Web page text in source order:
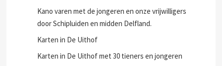
Kano varen met de jongeren en onze vrijwilligers
door Schipluiden en midden Delfland.
Karten in De Uithof
Karten in De Uithof met 30 tieners en jongeren